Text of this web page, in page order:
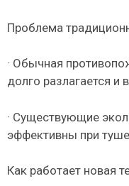
Проблема
· Обычная
долго разлагается и
· Существующие
эффективны при
Как работает новая